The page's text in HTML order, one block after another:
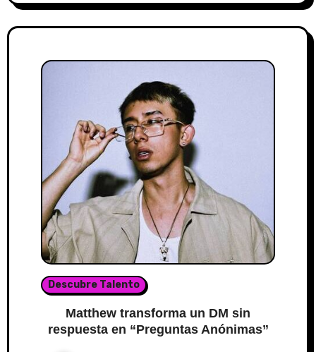
Descubre Talento
Matthew transforma un DM sin
respuesta en “Preguntas Anónimas”